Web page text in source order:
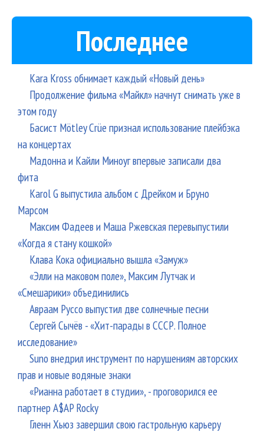
Последнее
Kara Kross обнимает каждый «Новый день»
Продолжение фильма «Майкл» начнут снимать уже в
этом году
Басист Mötley Crüe признал использование плейбэка
на концертах
Мадонна и Кайли Миноуг впервые записали два
фита
Karol G выпустила альбом с Дрейком и Бруно
Марсом
Максим Фадеев и Маша Ржевская перевыпустили
«Когда я стану кошкой»
Клава Кока официально вышла «Замуж»
«Элли на маковом поле», Максим Лутчак и
«Смешарики» объединились
Авраам Руссо выпустил две солнечные песни
Сергей Сычёв - «Хит-парады в СССР. Полное
исследование»
Suno внедрил инструмент по нарушениям авторских
прав и новые водяные знаки
«Рианна работает в студии», - проговорился ее
партнер A$AP Rocky
Гленн Хьюз завершил свою гастрольную карьеру